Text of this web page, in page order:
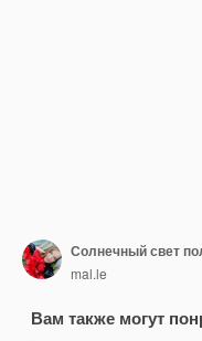
Солнечный свет
mal.le
Вам также могут